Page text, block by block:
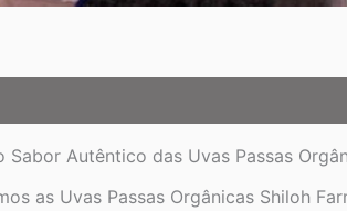
Sabor Autêntico das Uvas Passas
as Uvas Passas Orgânicas Shiloh